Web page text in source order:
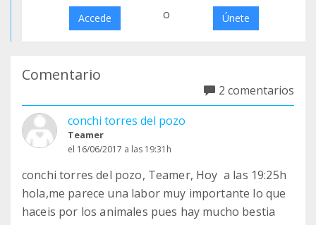
Accede o Únete
Comentario
2 comentarios
conchi torres del pozo
Teamer
el 16/06/2017 a las 19:31h
conchi torres del pozo, Teamer, Hoy a las 19:25h
hola,me parece una labor muy importante lo que
haceis por los animales pues hay mucho bestia